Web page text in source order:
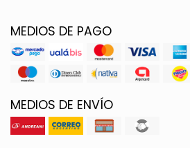
MEDIOS DE PAGO
MEDIOS DE ENVÍO